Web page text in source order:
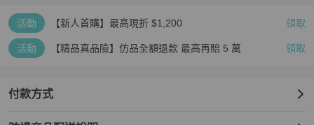
活動 【新人首購】最高現折 $1,200 領取
活動 【精品真品險】仿品全額退款 最高再賠 5 萬 領取
付款方式